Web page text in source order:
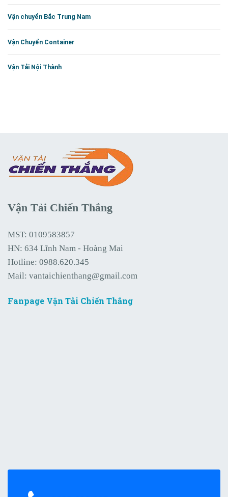
Vận chuyển Bắc Trung Nam
Vận Chuyển Container
Vận Tải Nội Thành
Vận Tải Chiến Thắng
MST: 0109583857
HN: 634 Lĩnh Nam - Hoàng Mai
Hotline: 0988.620.345
Mail: vantaichienthang@gmail.com
Fanpage Vận Tải Chiến Thắng